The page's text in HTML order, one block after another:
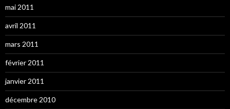
mai 2011
avril 2011
mars 2011
février 2011
janvier 2011
décembre 2010